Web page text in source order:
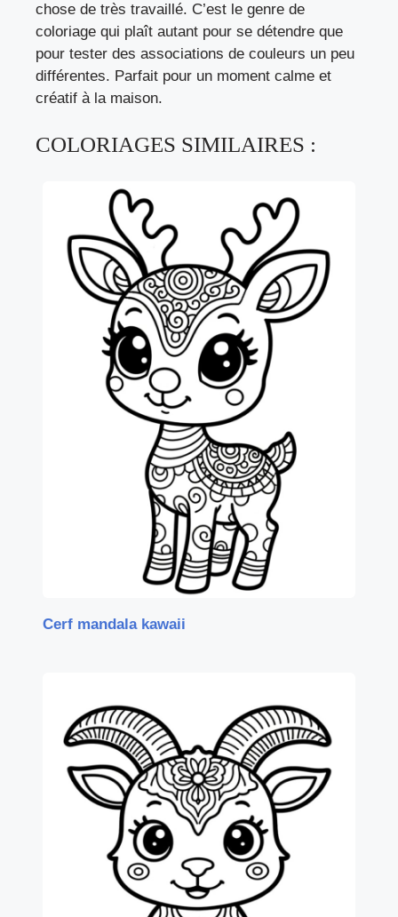
chose de très travaillé. C’est le genre de
coloriage qui plaît autant pour se détendre que
pour tester des associations de couleurs un peu
différentes. Parfait pour un moment calme et
créatif à la maison.
COLORIAGES SIMILAIRES :
Cerf mandala kawaii